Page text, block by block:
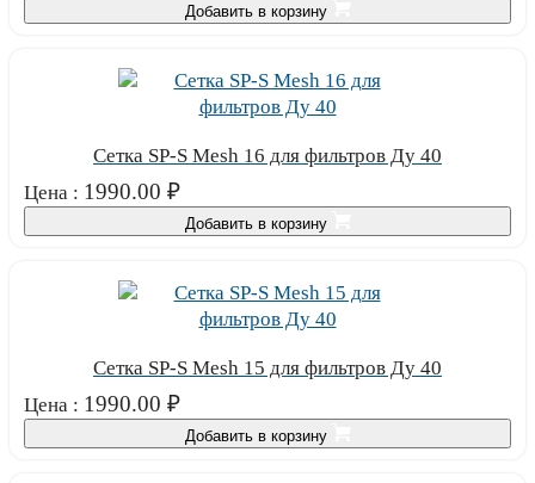
Добавить в корзину
Сетка SP-S Mesh 16 для фильтров Ду 40
Цена : 1990.00 ₽
Добавить в корзину
Сетка SP-S Mesh 15 для фильтров Ду 40
Цена : 1990.00 ₽
Добавить в корзину